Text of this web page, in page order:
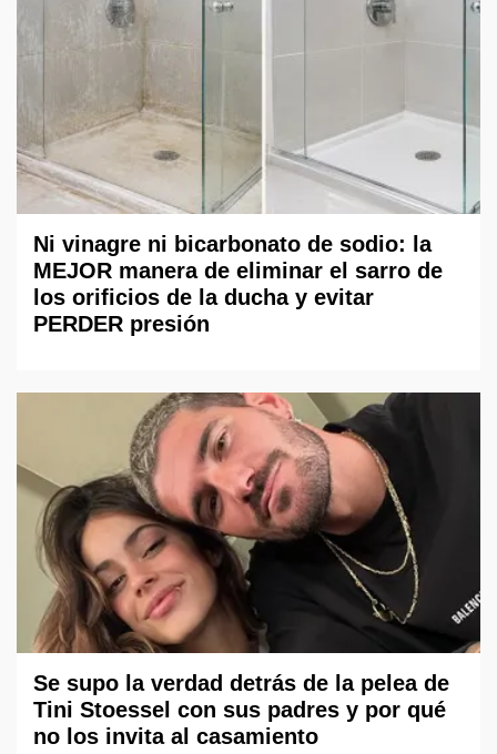
Ni vinagre ni bicarbonato de sodio: la
MEJOR manera de eliminar el sarro de
los orificios de la ducha y evitar
PERDER presión
Se supo la verdad detrás de la pelea de
Tini Stoessel con sus padres y por qué
no los invita al casamiento